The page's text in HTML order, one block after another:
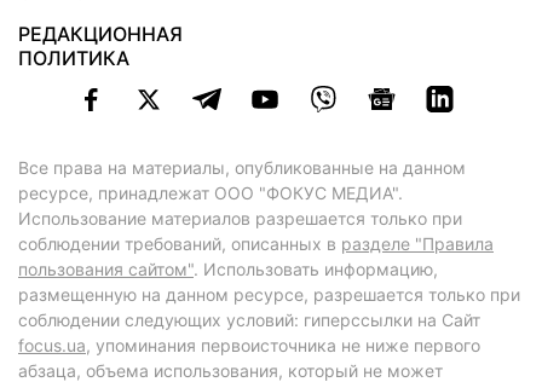
РЕДАКЦИОННАЯ
ПОЛИТИКА
Все права на материалы, опубликованные на данном
ресурсе, принадлежат ООО "ФОКУС МЕДИА".
Использование материалов разрешается только при
соблюдении требований, описанных в разделе "Правила
пользования сайтом". Использовать информацию,
размещенную на данном ресурсе, разрешается только при
соблюдении следующих условий: гиперссылки на Сайт
focus.ua, упоминания первоисточника не ниже первого
абзаца, объема использования, который не может